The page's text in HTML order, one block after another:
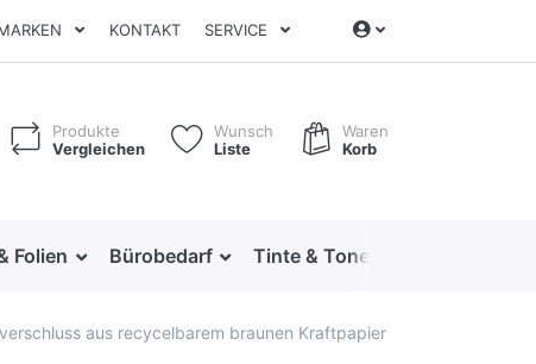
KONTAKT SERVICE
Produkte
Vergleichen
Wunsch
Liste
Waren
Korb
Folien Bürobedarf Tinte & Toner
aus recycelbarem braunen Kraftpapier